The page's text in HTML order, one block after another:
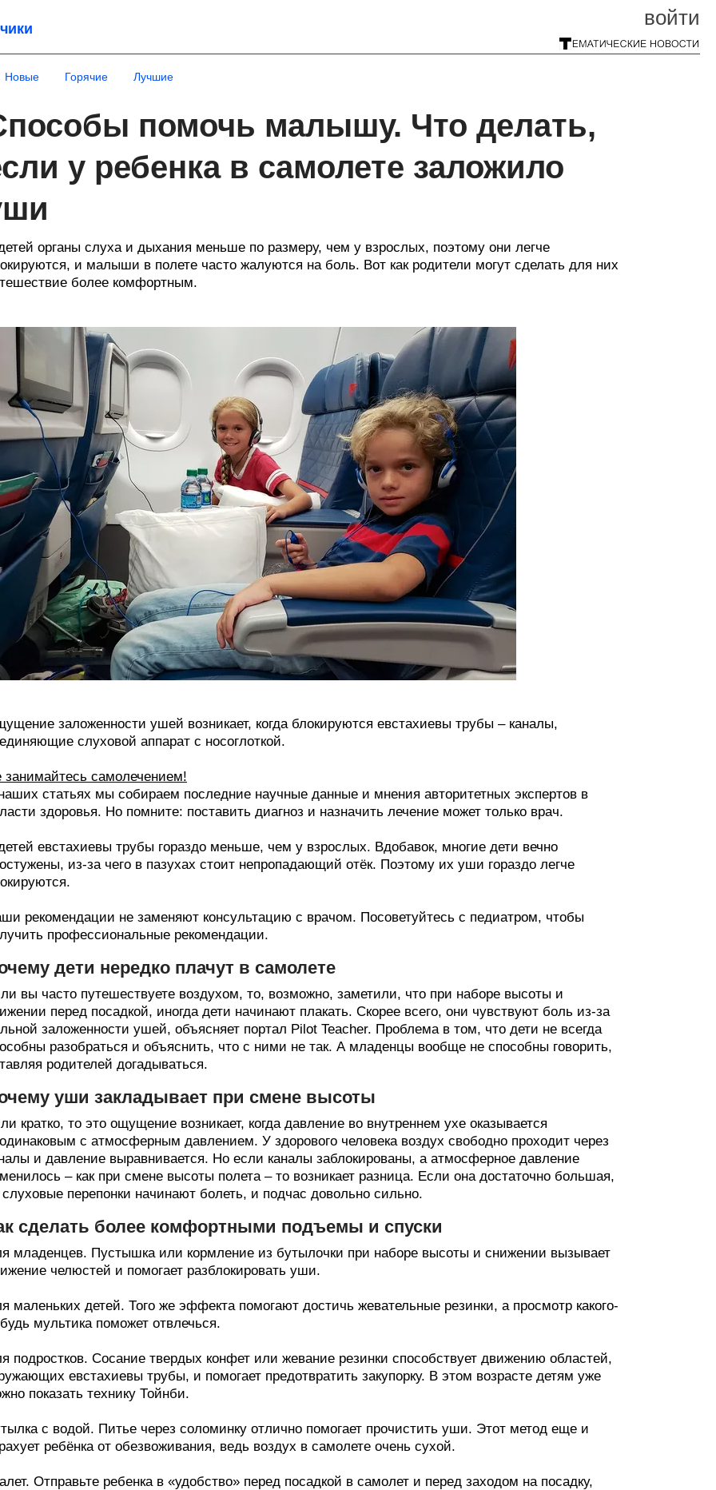
войти
Новые Горячие Лучшие
помочь малышу. Что делать,
у ребенка в самолете заложило
органы слуха и дыхания меньше по размеру, чем у взрослых, поэтому они легче
и малыши в полете часто жалуются на боль. Вот как родители могут сделать для них
более комфортным.
заложенности ушей возникает, когда блокируются евстахиевы трубы – каналы,
слуховой аппарат с носоглоткой.
занимайтесь самолечением!
статьях мы собираем последние научные данные и мнения авторитетных экспертов в
здоровья. Но помните: поставить диагноз и назначить лечение может только врач.
евстахиевы трубы гораздо меньше, чем у взрослых. Вдобавок, многие дети вечно
из-за чего в пазухах стоит непропадающий отёк. Поэтому их уши гораздо легче
рекомендации не заменяют консультацию с врачом. Посоветуйтесь с педиатром, чтобы
профессиональные рекомендации.
дети нередко плачут в самолете
вы часто путешествуете воздухом, то, возможно, заметили, что при наборе высоты и
перед посадкой, иногда дети начинают плакать. Скорее всего, они чувствуют боль из-за
заложенности ушей, объясняет портал Pilot Teacher. Проблема в том, что дети не всегда
разобраться и объяснить, что с ними не так. А младенцы вообще не способны говорить,
родителей догадываться.
уши закладывает при смене высоты
кратко, то это ощущение возникает, когда давление во внутреннем ухе оказывается
с атмосферным давлением. У здорового человека воздух свободно проходит через
и давление выравнивается. Но если каналы заблокированы, а атмосферное давление
– как при смене высоты полета – то возникает разница. Если она достаточно большая,
слуховые перепонки начинают болеть, и подчас довольно сильно.
сделать более комфортными подъемы и спуски
младенцев. Пустышка или кормление из бутылочки при наборе высоты и снижении вызывает
челюстей и помогает разблокировать уши.
маленьких детей. Того же эффекта помогают достичь жевательные резинки, а просмотр какого-
мультика поможет отвлечься.
подростков. Сосание твердых конфет или жевание резинки способствует движению областей,
евстахиевы трубы, и помогает предотвратить закупорку. В этом возрасте детям уже
показать технику Тойнби.
с водой. Питье через соломинку отлично помогает прочистить уши. Этот метод еще и
ребёнка от обезвоживания, ведь воздух в самолете очень сухой.
Отправьте ребенка в «удобство» перед посадкой в самолет и перед заходом на посадку,